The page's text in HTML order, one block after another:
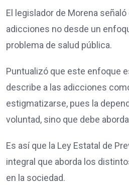
El legislador de Morena
adicciones no desde un
problema de salud pública.
Puntualizó que este enfoque
describe a las adicciones
estigmatizarse, pues la
voluntad, sino que debe
Es así que la Ley Estatal de
integral que aborda los
en la sociedad.